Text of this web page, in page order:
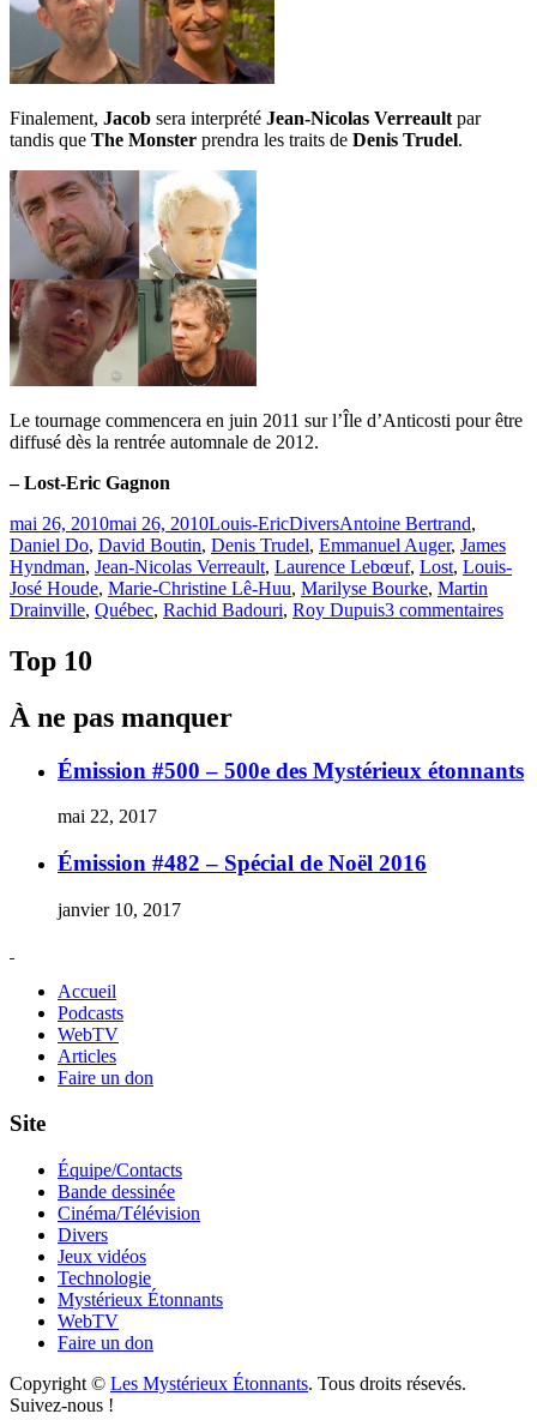
Finalement, Jacob sera interprété Jean-Nicolas Verreault par
tandis que The Monster prendra les traits de Denis Trudel.
Le tournage commencera en juin 2011 sur l’Île d’Anticosti pour être
diffusé dès la rentrée automnale de 2012.
– Lost-Eric Gagnon
Publié
le
mai 26, 2010mai 26, 2010Louis-EricCatégories
DiversÉtiquettes
Antoine Bertrand,
Daniel Do, David Boutin, Denis Trudel, Emmanuel Auger, James
Hyndman, Jean-Nicolas Verreault, Laurence Lebœuf, Lost, Louis-
José Houde, Marie-Christine Lê-Huu, Marilyse Bourke, Martin
Drainville, Québec, Rachid Badouri, Roy Dupuis3 commentairessur
Top 10
À ne pas manquer
Émission #500 – 500e des Mystérieux étonnants
mai 22, 2017
Émission #482 – Spécial de Noël 2016
janvier 10, 2017
Accueil
Podcasts
WebTV
Articles
Faire un don
Site
Équipe/Contacts
Bande dessinée
Cinéma/Télévision
Divers
Jeux vidéos
Technologie
Mystérieux Étonnants
WebTV
Faire un don
Copyright © Les Mystérieux Étonnants. Tous droits résevés.
Suivez-nous !